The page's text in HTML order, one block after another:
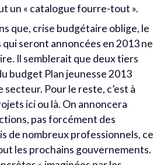
un « catalogue fourre-tout ».
que, crise budgétaire oblige, le
seront annoncées en 2013 ne
Il semblerait que deux tiers
budget Plan jeunesse 2013
Pour le reste, c’est à
ici ou là. On annoncera
pas forcément des
de nombreux professionnels, ce
les prochains gouvernements.